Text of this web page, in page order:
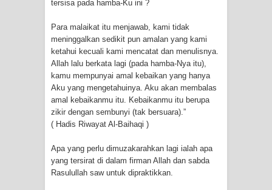
tersisa pada hamba-Ku ini ?
Para malaikat itu menjawab, kami tidak
meninggalkan sedikit pun amalan yang kami
ketahui kecuali kami mencatat dan menulisnya.
Allah lalu berkata lagi (pada hamba-Nya itu),
kamu mempunyai amal kebaikan yang hanya
Aku yang mengetahuinya. Aku akan membalas
amal kebaikanmu itu. Kebaikanmu itu berupa
zikir dengan sembunyi (tak bersuara).”
( Hadis Riwayat Al-Baihaqi )
Apa yang perlu dimuzakarahkan lagi ialah apa
yang tersirat di dalam firman Allah dan sabda
Rasulullah saw untuk dipraktikkan.